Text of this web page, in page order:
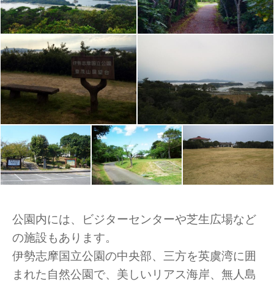
公園内には、ビジターセンターや芝生広場など
の施設もあります。
伊勢志摩国立公園の中央部、三方を英虞湾に囲
まれた自然公園で、美しいリアス海岸、無人島